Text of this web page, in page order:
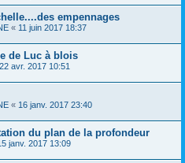
empennages
« 11 juin 2017 18:37
de Luc à blois
22 avr. 2017 10:51
« 16 janv. 2017 23:40
du plan de la profondeur
janv. 2017 13:09